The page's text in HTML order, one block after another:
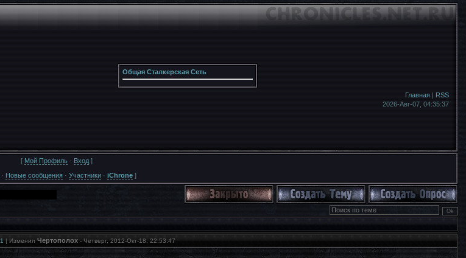
Общая Сталкерская Сеть
Главная| RSS
2026-Авг-07, 04:35:37
[ Мой Профиль · Вход ]
· Новые сообщения · Участники · iChrone ]
1 | Изменил Чертополох- Четверг, 2012-Окт-18, 22:53:47